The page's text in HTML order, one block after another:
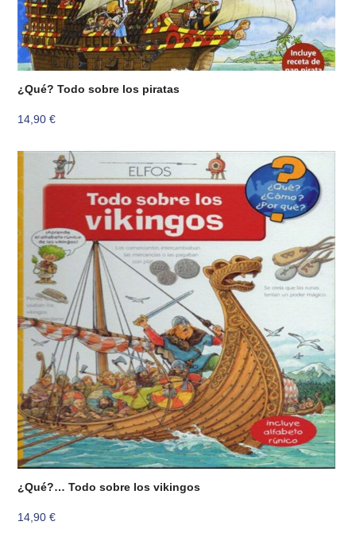
¿Qué? Todo sobre los piratas
14,90€
¿Qué?… Todo sobre los vikingos
14,90€